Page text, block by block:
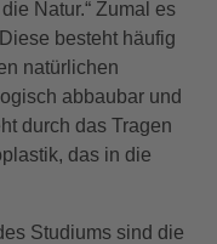
Natur.“ Zumal es
besteht häufig
natürlichen
abbaubar und
durch das Tragen
das in die
Studiums sind die